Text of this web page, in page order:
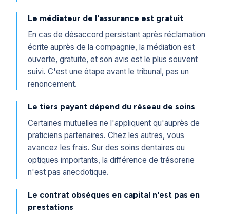
Le médiateur de l'assurance est gratuit
En cas de désaccord persistant après réclamation
écrite auprès de la compagnie, la médiation est
ouverte, gratuite, et son avis est le plus souvent
suivi. C'est une étape avant le tribunal, pas un
renoncement.
Le tiers payant dépend du réseau de soins
Certaines mutuelles ne l'appliquent qu'auprès de
praticiens partenaires. Chez les autres, vous
avancez les frais. Sur des soins dentaires ou
optiques importants, la différence de trésorerie
n'est pas anecdotique.
Le contrat obsèques en capital n'est pas en
prestations